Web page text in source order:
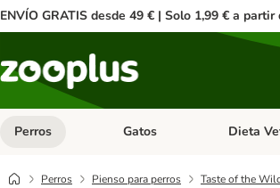
ENVÍO GRATIS desde 49 € | Solo 1,99 € a partir
Perros Menú de categoria abierto:
Gatos Menú de
Dieta
Perros Pienso para perros Taste of the